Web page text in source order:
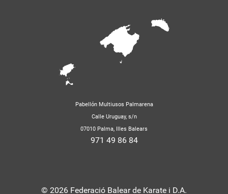
Pabellón Multiusos Palmarena
Calle Uruguay, s/n
07010 Palma, Illes Balears
971 49 86 84
© 2026 Federació Balear de Karate i D.A.